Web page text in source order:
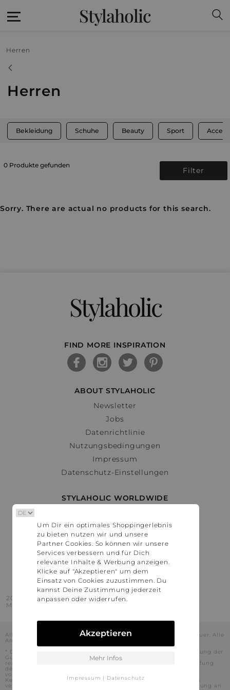
Stylaholic
Herren
Herren
Bekleidung Schuhe Beauty Sport
0 Produkte gefunden
Filter
Sorry. There are actual no products for this search.
Stylaholic
FIND MORE INSPIRATION
ABOUT STYLAHOLIC
Newsletter
Jobs
Datenrichtlinie
Nutzungsbedingungen
Impressum
Datenschutz-Einstellungen
STYLAHOLIC WORLDWIDE
Österreich
Schweiz
France
United States
2016 - 2026 © Stylaholic.
Made for you with love in munich.
Alle Preise inkl. der jeweils geltenden gesetzlichen Mehrwertsteuer. Alle
Angaben ohne Gewähr.
* Die angezeigten Preise beinhalten Rabatte, die durch die Nutzung der
Gutschein-Codes auf den Seiten unserer Partner voraussichtlich
realisiert werden können. Stylaholic führt keine vollständige Prüfung
der Gutschein-Codes durch und es kann daher in Einzelfällen
vorkommen, dass die Gutscheine abweichend von unserem
Kenntnisstand bei dem jeweiligen Shop nicht oder nur teilweise
verwendet werden können. Darüber hinaus kann deren Verwendung an
Um Dir ein optimales Shoppingerlebnis
zu bieten nutzen wir und unsere
Partner Cookies. So können wir unsere
Services verbessern und für Dich
relevante Inhalte & Werbung anzeigen.
Klicke auf "Akzeptieren" um dem
Einsatz von Cookies zuzustimmen. Du
kannst Deine Zustimmung jederzeit
anpassen oder widerrufen.
Akzeptieren
Mehr Infos
Impressum | Datenschutz